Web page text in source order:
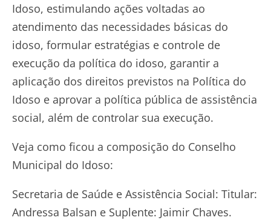
Idoso, estimulando ações voltadas ao
atendimento das necessidades básicas do
idoso, formular estratégias e controle de
execução da política do idoso, garantir a
aplicação dos direitos previstos na Política do
Idoso e aprovar a política pública de assistência
social, além de controlar sua execução.
Veja como ficou a composição do Conselho
Municipal do Idoso:
Secretaria de Saúde e Assistência Social: Titular:
Andressa Balsan e Suplente: Jaimir Chaves.